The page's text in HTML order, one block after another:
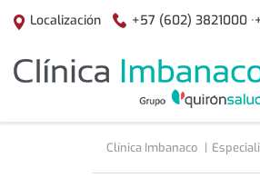
Localización +57 (602) 3821000 ·
Clínica Imbanaco